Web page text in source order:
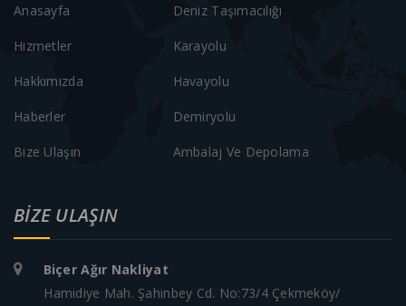
Anasayfa
Hizmetler
Hakkımızda
Haberler
Bize Ulaşın
Deniz Taşımacılığı
Karayolu
Havayolu
Demiryolu
Ambalaj Ve Depolama
BIZE ULAŞIN
Biçer Ağır Nakliyat
Hamidiye Mah. Şahinbey Cd. No:73/4 Çekmeköy/